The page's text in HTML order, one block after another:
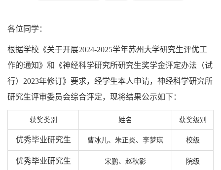
各位同学：
根据学校《关于开展2024-2025学年苏州大学研究生评优工
作的通知》和《神经科学研究所研究生奖学金评定办法（试
行）2023年修订》要求， 经学生本人申请，神经科学研究所
研究生评审委员会综合评定，现将结果公示如下：
获奖类别 姓名 获奖级别
优秀毕业研究生 曹冰儿、朱正炎、李梦琪 校级
优秀毕业研究生 宋鹏、赵秋影 院级